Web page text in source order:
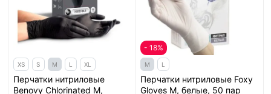
XS S M L XL
Перчатки нитриловые
Benovy Chlorinated M,
- 18%
M L
Перчатки нитриловые Foxy
Gloves M, белые, 50 пар